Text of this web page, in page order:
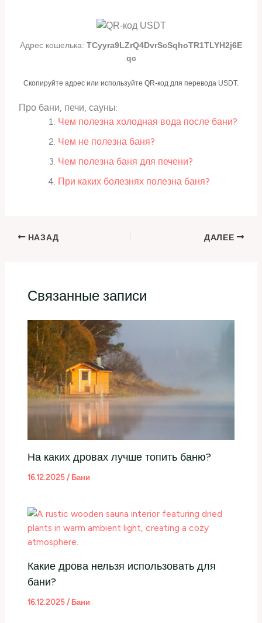
Адрес кошелька: TCyyra9LZrQ4DvrScSqhoTR1TLYH2j6E
qc
Скопируйте адрес или используйте QR-код для перевода USDT.
Про бани, печи, сауны:
Чем полезна холодная вода после бани?
Чем не полезна баня?
Чем полезна баня для печени?
При каких болезнях полезна баня?
НАЗАД ДАЛЕЕ
Связанные записи
На каких дровах лучше топить баню?
16.12.2025 / Бани
Какие дрова нельзя использовать для
бани?
16.12.2025 / Бани